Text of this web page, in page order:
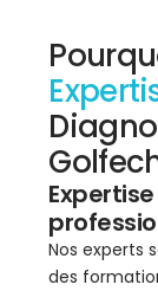
Nos experts
des